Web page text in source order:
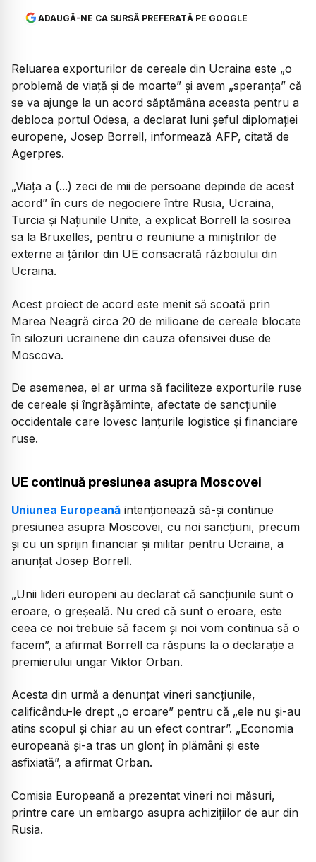
ADAUGĂ-NE CA SURSĂ PREFERATĂ PE GOOGLE
Reluarea exporturilor de cereale din Ucraina este „o
problemă de viaţă şi de moarte” şi avem „speranţa” că
se va ajunge la un acord săptămâna aceasta pentru a
debloca portul Odesa, a declarat luni şeful diplomaţiei
europene, Josep Borrell, informează AFP, citată de
Agerpres.
„Viaţa a (...) zeci de mii de persoane depinde de acest
acord” în curs de negociere între Rusia, Ucraina,
Turcia şi Naţiunile Unite, a explicat Borrell la sosirea
sa la Bruxelles, pentru o reuniune a miniştrilor de
externe ai ţărilor din UE consacrată războiului din
Ucraina.
Acest proiect de acord este menit să scoată prin
Marea Neagră circa 20 de milioane de cereale blocate
în silozuri ucrainene din cauza ofensivei duse de
Moscova.
De asemenea, el ar urma să faciliteze exporturile ruse
de cereale şi îngrăşăminte, afectate de sancţiunile
occidentale care lovesc lanţurile logistice şi financiare
ruse.
UE continuă presiunea asupra Moscovei
Uniunea Europeană intenţionează să-şi continue
presiunea asupra Moscovei, cu noi sancţiuni, precum
şi cu un sprijin financiar şi militar pentru Ucraina, a
anunţat Josep Borrell.
„Unii lideri europeni au declarat că sancţiunile sunt o
eroare, o greşeală. Nu cred că sunt o eroare, este
ceea ce noi trebuie să facem şi noi vom continua să o
facem”, a afirmat Borrell ca răspuns la o declaraţie a
premierului ungar Viktor Orban.
Acesta din urmă a denunţat vineri sancţiunile,
calificându-le drept „o eroare” pentru că „ele nu şi-au
atins scopul şi chiar au un efect contrar”. „Economia
europeană şi-a tras un glonţ în plămâni şi este
asfixiată”, a afirmat Orban.
Comisia Europeană a prezentat vineri noi măsuri,
printre care un embargo asupra achiziţiilor de aur din
Rusia.